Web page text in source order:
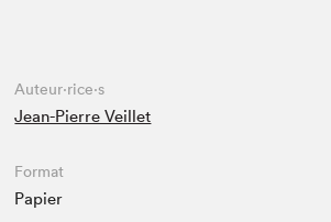
Auteur·rice·s
Jean-Pierre Veillet
Format
Papier